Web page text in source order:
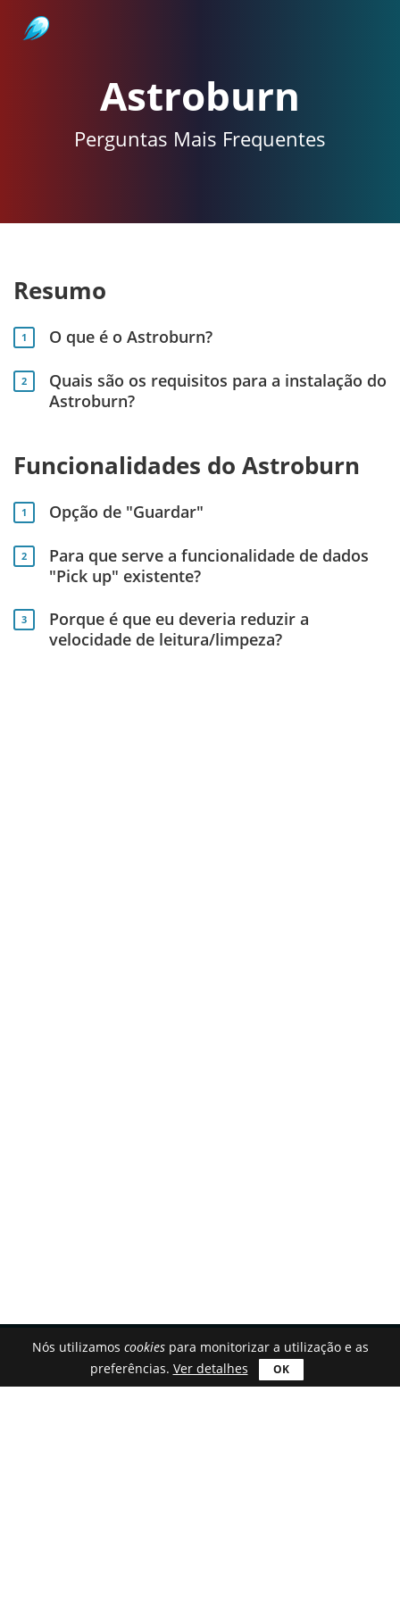
Astroburn
Perguntas Mais Frequentes
Resumo
1 O que é o Astroburn?
2
Quais são os requisitos para a instalação do
Astroburn?
Funcionalidades do Astroburn
1 Opção de "Guardar"
2
Para que serve a funcionalidade de dados
"Pick up" existente?
3
Porque é que eu deveria reduzir a
velocidade de leitura/limpeza?
Portuguese (Portugal)
Nós utilizamos cookiespara monitorizar a utilização e as
preferências. Ver detalhes